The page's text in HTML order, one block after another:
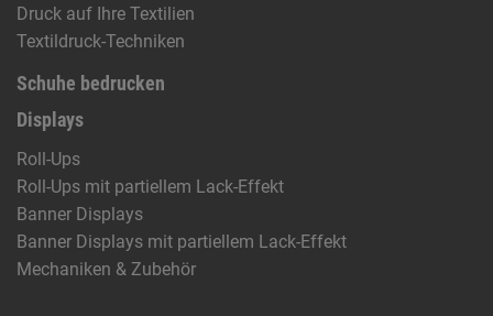
Druck auf Ihre Textilien
Textildruck-Techniken
Schuhe bedrucken
Displays
Roll-Ups
Roll-Ups mit partiellem Lack-Effekt
Banner Displays
Banner Displays mit partiellem Lack-Effekt
Mechaniken & Zubehör